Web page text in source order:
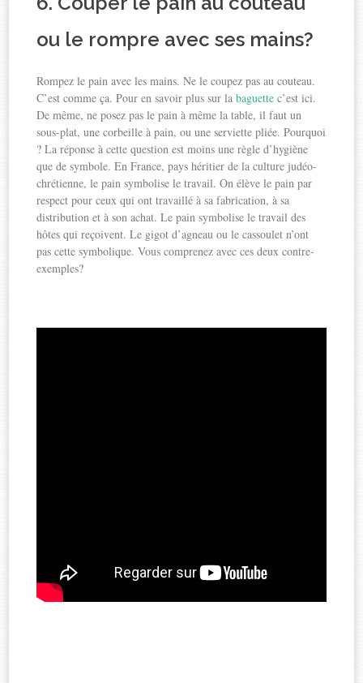
ou le rompre avec ses mains?
Rompez le pain avec les mains. Ne le coupez pas au couteau.
C’est comme ça. Pour en savoir plus sur labaguettec’est ici.
De même, ne posez pas le pain à même la table, il faut un
sous-plat, une corbeille à pain, ou une serviette pliée. Pourquoi
? La réponse à cette question est moins une règle d’hygiène
que de symbole. En France, pays héritier de la culture judéo-
chrétienne, le pain symbolise le travail. On élève le pain par
respect pour ceux qui ont travaillé à sa fabrication, à sa
distribution et à son achat. Le pain symbolise le travail des
hôtes qui reçoivent. Le gigot d’agneau ou le cassoulet n’ont
pas cette symbolique. Vous comprenez avec ces deux contre-
exemples?